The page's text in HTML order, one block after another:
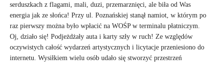
serduszkach z flagami, mali, duzi, przemarznięci, ale biła od Was
energia jak ze słońca! Przy ul. Poznańskiej stanął namiot, w którym po
raz pierwszy można było wpłacić na WOŚP w terminalu płatniczym.
Oj, działo się! Podjeżdżały auta i karty szły w ruch! Ze względów
oczywistych całość wydarzeń artystycznych i licytacje przeniesiono do
internetu. Wysiłkiem wielu osób udało się stworzyć przestrzeń